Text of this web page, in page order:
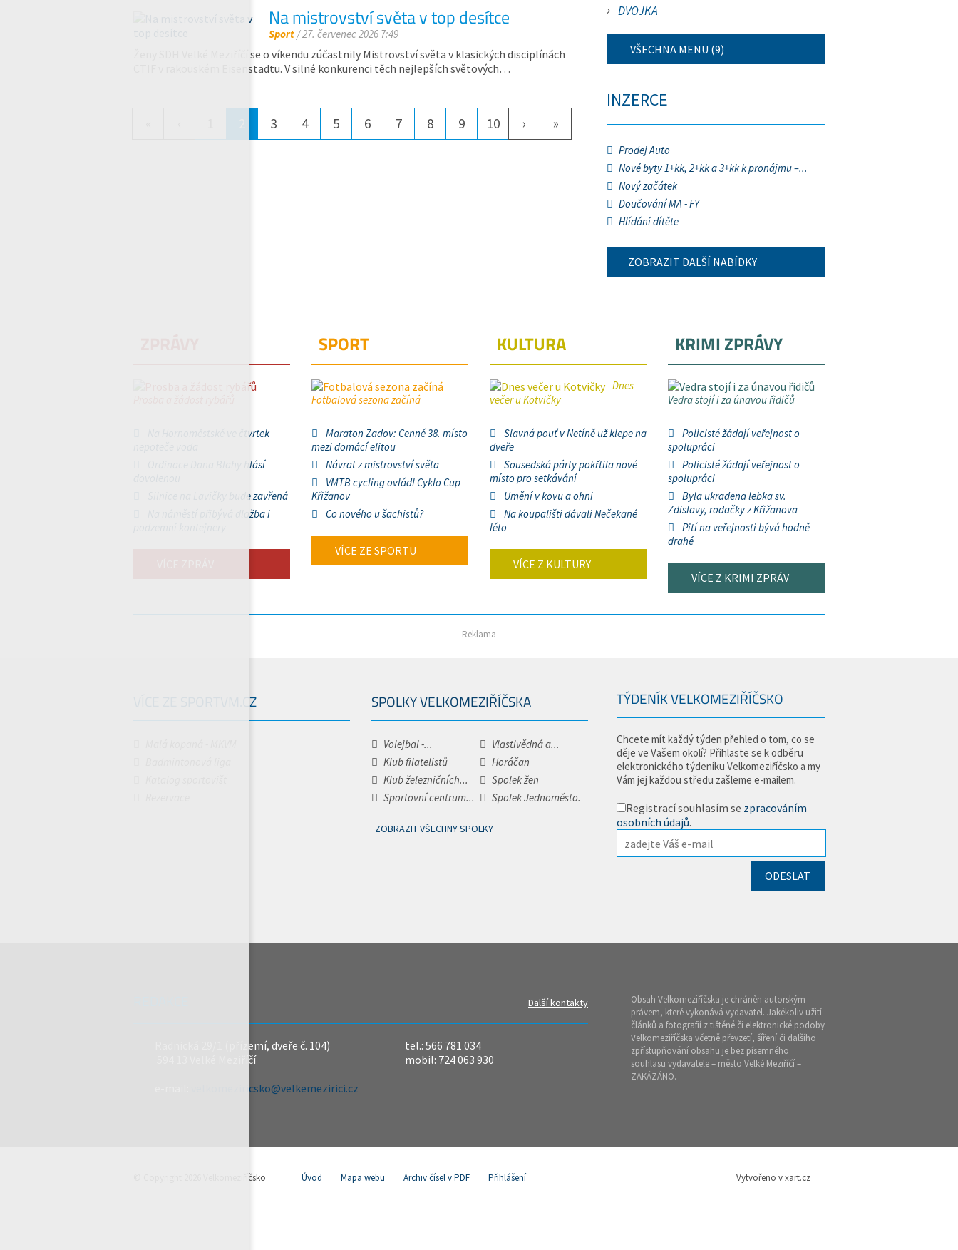
Na mistrovství světa v top desítce
Sport/ 27. červenec 2026 7:49
Ženy SDH Velké Meziříčí se o víkendu zúčastnily Mistrovství světa v klasických disciplínách
CTIF v rakouském Eisenstadtu. V silné konkurenci těch nejlepších světových…
3 4 5 6 7 8 9 10 › »
DVOJKA
VŠECHNA MENU (9)
INZERCE
Prodej Auto
Nové byty 1+kk, 2+kk a 3+kk k pronájmu –...
Nový začátek
Doučování MA - FY
Hlídání dítěte
ZOBRAZIT DALŠÍ NABÍDKY
Na Hornoměstské ve čtvrtek
Ordinace Dana Blahy hlásí
Silnice na Lavičky bude zavřená
Na náměstí přibývá dlažba i
SPORT
Fotbalová sezona začíná
Maraton Zadov: Cenné 38. místo
mezi domácí elitou
Návrat z mistrovství světa
VMTB cycling ovládl Cyklo Cup
Křižanov
Co nového u šachistů?
VÍCE ZE SPORTU
KULTURA
Dnes
večer u Kotvičky
Slavná pouť v Netíně už klepe na
dveře
Sousedská párty pokřtila nové
místo pro setkávání
Umění v kovu a ohni
Na koupališti dávali Nečekané
léto
VÍCE Z KULTURY
KRIMI ZPRÁVY
Vedra stojí i za únavou řidičů
Policisté žádají veřejnost o
spolupráci
Policisté žádají veřejnost o
spolupráci
Byla ukradena lebka sv.
Zdislavy, rodačky z Křižanova
Pití na veřejnosti bývá hodně
drahé
VÍCE Z KRIMI ZPRÁV
Reklama
VÍCE ZE SPORTVM.CZ SPOLKY VELKOMEZIŘÍČSKA
Volejbal -...
Vlastivědná a...
Klub filatelistů
Horáčan
Klub železničních...
Spolek žen
Sportovní centrum...
Spolek Jednoměsto.
ZOBRAZIT VŠECHNY SPOLKY
TÝDENÍK VELKOMEZIŘÍČSKO
Chcete mít každý týden přehled o tom, co se
děje ve Vašem okolí? Přihlaste se k odběru
elektronického týdeníku Velkomeziříčsko a my
Vám jej každou středu zašleme e-mailem.
Registrací souhlasím se zpracováním
osobních údajů.
Další kontakty
Radnická 29/1 (přízemí, dveře č. 104)
594 13 Velké Meziříčí
velkomeziricsko@velkemezirici.cz
tel.: 566 781 034
mobil: 724 063 930
Obsah Velkomeziříčska je chráněn autorským
právem, které vykonává vydavatel. Jakékoliv užití
článků a fotografií z tištěné či elektronické podoby
Velkomeziříčska včetně převzetí, šíření či dalšího
zpřístupňování obsahu je bez písemného
souhlasu vydavatele – město Velké Meziříčí –
ZAKÁZÁNO.
© Copyright 2026 Velkomeziříčsko Úvod Mapa webu Archiv čísel v PDF Přihlášení Vytvořeno v xart.cz